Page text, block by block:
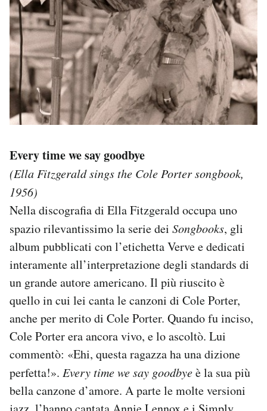
Every time we say goodbye
(Ella Fitzgerald sings the Cole Porter songbook,
1956)
Nella discografia di Ella Fitzgerald occupa uno
spazio rilevantissimo la serie dei Songbooks, gli
album pubblicati con l’etichetta Verve e dedicati
interamente all’interpretazione degli standards di
un grande autore americano. Il più riuscito è
quello in cui lei canta le canzoni di Cole Porter,
anche per merito di Cole Porter. Quando fu inciso,
Cole Porter era ancora vivo, e lo ascoltò. Lui
commentò: «Ehi, questa ragazza ha una dizione
perfetta!». Every time we say goodbyeè la sua più
bella canzone d’amore. A parte le molte versioni